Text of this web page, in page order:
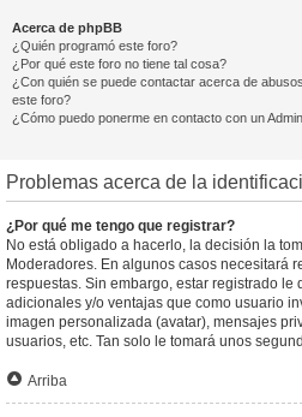
Acerca de phpBB
¿Quién programó este foro?
¿Por qué este foro no tiene tal cosa?
¿Con quién se puede contactar acerca de
este foro?
¿Cómo puedo ponerme en contacto con un
Problemas acerca de la
¿Por qué me tengo que registrar?
No está obligado a hacerlo, la decisión la
Moderadores. En algunos casos necesitará
respuestas. Sin embargo, estar registrado le
adicionales y/o ventajas que como usuario
imagen personalizada (avatar), mensajes
usuarios, etc. Tan solo le tomará unos
Arriba